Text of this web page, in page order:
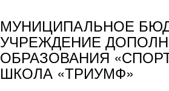
МУНИЦИПАЛЬНОЕ
УЧРЕЖДЕНИЕ
ОБРАЗОВАНИЯ
ШКОЛА «ТРИУМФ»